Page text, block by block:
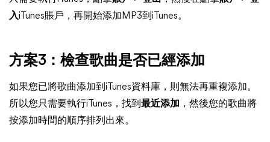
入iTunes賬戶，再開始添加MP3到iTunes。
方案3：檢查歌曲是否已經添加
如果您已將歌曲添加到iTunes資料庫，則無法再重複添加。
所以您只需要執行iTunes，找到 最近添加 ，然後您的歌曲將
按添加時間的順序排列出來。